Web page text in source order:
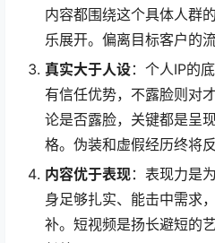
内容都围绕这个具体人群
乐展开。偏离目标客户的
真实大于人设：个人IP的
有信任优势，不露脸则对
论是否露脸，关键都是呈
格。伪装和虚假经历终将反
内容优于表现：表现力是
身足够扎实、能击中需求
补。短视频是扬长避短的